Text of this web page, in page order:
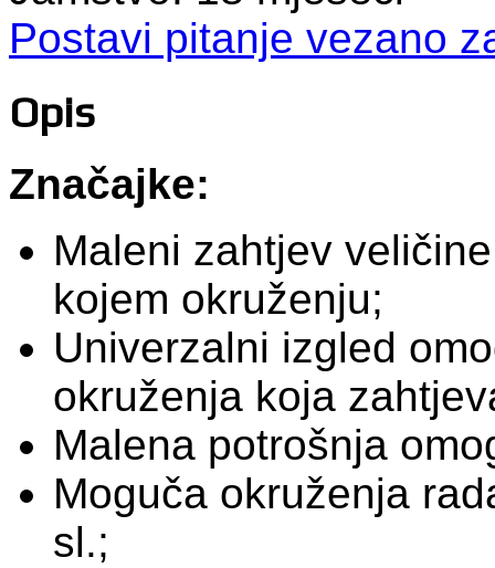
Postavi pitanje vezano
Opis
Značajke:
Maleni zahtjev
kojem okruženju;
Univerzalni izgled
okruženja koja
Malena potrošnja
Moguča okruženja
sl.;